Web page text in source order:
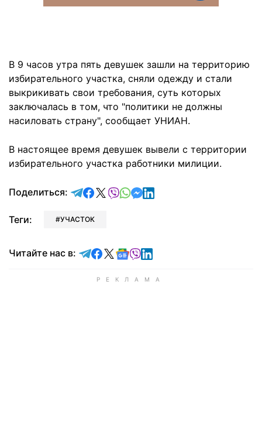
В 9 часов утра пять девушек зашли на территорию
избирательного участка, сняли одежду и стали
выкрикивать свои требования, суть которых
заключалась в том, что "политики не должны
насиловать страну", сообщает УНИАН.
В настоящее время девушек вывели с территории
избирательного участка работники милиции.
Поделиться: отправить в Telegram
поделиться в Facebook
поделиться в X
отправить в Viber
отправить в Whatsapp
отправить в Messenger
отправить в LinkedIn
Теги: УЧАСТОК
Читайте нас в: Читайте в Telegram
Читайте в Facebook
Читайте в X
Читайте в Google news
Читайте в Viber
Читайте в LinkedIn